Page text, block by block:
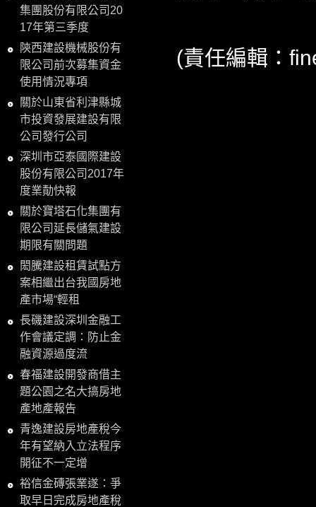
集團股份有限公司20
17年第三季度
陝西建設機械股份有
限公司前次募集資金
使用情況專項
關於山東省利津縣城
市投資發展建設有限
公司發行公司
深圳市亞泰國際建設
股份有限公司2017年
度業勣快報
關於寶塔石化集團有
限公司延長儲氣建設
期限有關問題
閎騰建設租賃試點方
案相繼出台我國房地
產市場“輕租
長磯建設深圳金融工
作會議定調：防止金
融資源過度流
春福建設開發商借主
題公園之名大搞房地
產地產報告
青逸建設房地產稅今
年有望納入立法程序
開征不一定增
裕信金磚張業遂：爭
取早日完成房地產稅
(責任編輯：